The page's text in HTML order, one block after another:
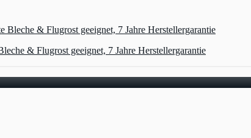
& Flugrost geeignet, 7 Jahre Herstellergarantie